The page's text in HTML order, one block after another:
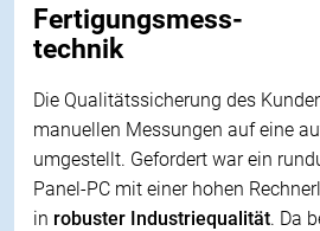
Fertigungsmess-
technik
Die Qualitätssicherung des
manuellen Messungen auf eine
umgestellt. Gefordert war ein
Panel-PC mit einer hohen
in robuster Industriequalität. Da